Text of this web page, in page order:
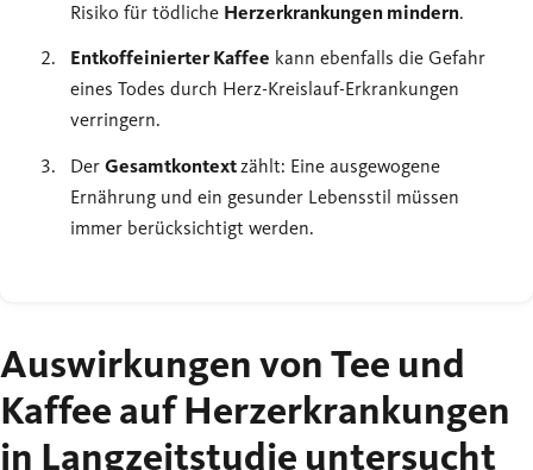
Risiko für tödliche Herzerkrankungen mindern.
Entkoffeinierter Kaffee kann ebenfalls die Gefahr
eines Todes durch Herz-Kreislauf-Erkrankungen
verringern.
DerGesamtkontextzählt: Eine ausgewogene
Ernährung und ein gesunder Lebensstil müssen
immer berücksichtigt werden.
Auswirkungen von Tee und
Kaffee auf Herzerkrankungen
in Langzeitstudie untersucht